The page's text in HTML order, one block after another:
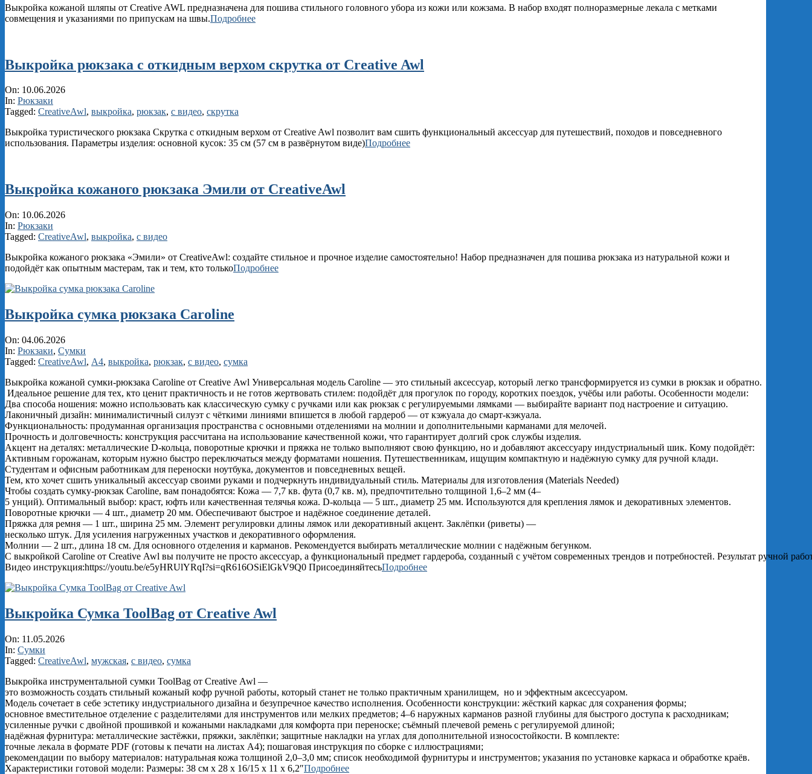
Выкройка кожаной шляпы от Creative AWL предназначена для пошива стильного головного убора из кожи или кожзама. В набор входят полноразмерные лекала с метками
совмещения и указаниями по припускам на швы.Подробнее
Выкройка рюкзака с откидным верхом скрутка от Creative Awl
2026-
06-
10
On: 10.06.2026
In: Рюкзаки
Tagged: CreativeAwl, выкройка, рюкзак, с видео, скрутка
Выкройка туристического рюкзака Скрутка с откидным верхом от Creative Awl позволит вам сшить функциональный аксессуар для путешествий, походов и повседневного
использования. Параметры изделия: основной кусок: 35 см (57 см в развёрнутом виде)Подробнее
Выкройка кожаного рюкзака Эмили от CreativeAwl
2026-
06-
10
On: 10.06.2026
In: Рюкзаки
Tagged: CreativeAwl, выкройка, с видео
Выкройка кожаного рюкзака «Эмили» от CreativeAwl: создайте стильное и прочное изделие самостоятельно! Набор предназначен для пошива рюкзака из натуральной кожи и
подойдёт как опытным мастерам, так и тем, кто толькоПодробнее
Выкройка сумка рюкзака Caroline
2026-
06-
04
On: 04.06.2026
In: Рюкзаки, Сумки
Tagged: CreativeAwl, А4, выкройка, рюкзак, с видео, сумка
Выкройка кожаной сумки‑рюкзака Caroline от Creative Awl Универсальная модель Caroline — это стильный аксессуар, который легко трансформируется из сумки в рюкзак и обратно.
Идеальное решение для тех, кто ценит практичность и не готов жертвовать стилем: подойдёт для прогулок по городу, коротких поездок, учёбы или работы. Особенности модели:
Два способа ношения: можно использовать как классическую сумку с ручками или как рюкзак с регулируемыми лямками — выбирайте вариант под настроение и ситуацию.
Лаконичный дизайн: минималистичный силуэт с чёткими линиями впишется в любой гардероб — от кэжуала до смарт‑кэжуала.
Функциональность: продуманная организация пространства с основными отделениями на молнии и дополнительными карманами для мелочей.
Прочность и долговечность: конструкция рассчитана на использование качественной кожи, что гарантирует долгий срок службы изделия.
Акцент на деталях: металлические D‑кольца, поворотные крючки и пряжка не только выполняют свою функцию, но и добавляют аксессуару индустриальный шик. Кому подойдёт:
Активным горожанам, которым нужно быстро переключаться между форматами ношения. Путешественникам, ищущим компактную и надёжную сумку для ручной клади.
Студентам и офисным работникам для переноски ноутбука, документов и повседневных вещей.
Тем, кто хочет сшить уникальный аксессуар своими руками и подчеркнуть индивидуальный стиль. Материалы для изготовления (Materials Needed)
Чтобы создать сумку‑рюкзак Caroline, вам понадобятся: Кожа — 7,7 кв. фута (0,7 кв. м), предпочтительно толщиной 1,6–2 мм (4–
5 унций). Оптимальный выбор: краст, юфть или качественная телячья кожа. D‑кольца — 5 шт., диаметр 25 мм. Используются для крепления лямок и декоративных элементов.
Поворотные крючки — 4 шт., диаметр 20 мм. Обеспечивают быстрое и надёжное соединение деталей.
Пряжка для ремня — 1 шт., ширина 25 мм. Элемент регулировки длины лямок или декоративный акцент. Заклёпки (риветы) —
несколько штук. Для усиления нагруженных участков и декоративного оформления.
Молнии — 2 шт., длина 18 см. Для основного отделения и карманов. Рекомендуется выбирать металлические молнии с надёжным бегунком.
С выкройкой Caroline от Creative Awl вы получите не просто аксессуар, а функциональный предмет гардероба, созданный с учётом современных трендов и потребностей. Результат ручной
Видео инструкция:https://youtu.be/e5yHRUlYRqI?si=qR616OSiElGkV9Q0 ПрисоединяйтесьПодробнее
Выкройка Сумка ToolBag от Creative Awl
2026-
05-
11
On: 11.05.2026
In: Сумки
Tagged: CreativeAwl, мужская, с видео, сумка
Выкройка инструментальной сумки ToolBag от Creative Awl —
это возможность создать стильный кожаный кофр ручной работы, который станет не только практичным хранилищем, но и эффектным аксессуаром.
Модель сочетает в себе эстетику индустриального дизайна и безупречное качество исполнения. Особенности конструкции: жёсткий каркас для сохранения формы;
основное вместительное отделение с разделителями для инструментов или мелких предметов; 4–6 наружных карманов разной глубины для быстрого доступа к расходникам;
усиленные ручки с двойной прошивкой и кожаными накладками для комфорта при переноске; съёмный плечевой ремень с регулируемой длиной;
надёжная фурнитура: металлические застёжки, пряжки, заклёпки; защитные накладки на углах для дополнительной износостойкости. В комплекте:
точные лекала в формате PDF (готовы к печати на листах А4); пошаговая инструкция по сборке с иллюстрациями;
рекомендации по выбору материалов: натуральная кожа толщиной 2,0–3,0 мм; список необходимой фурнитуры и инструментов; указания по установке каркаса и обработке краёв.
Характеристики готовой модели: Размеры: 38 см x 28 x 16/15 x 11 x 6,2″Подробнее